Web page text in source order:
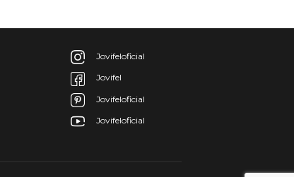
Jovifeloficial
Jovifel
Jovifeloficial
Jovifeloficial